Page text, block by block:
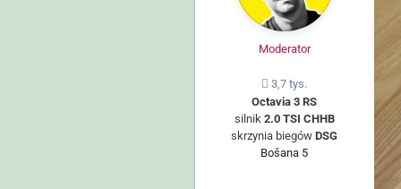
Moderator
3,7 tys.
Octavia 3 RS
silnik 2.0 TSI CHHB
skrzynia biegówDSG
Bošana 5